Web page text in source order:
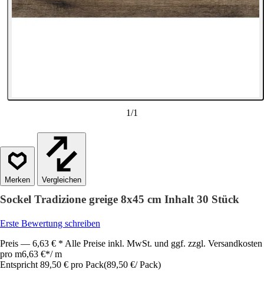
1/1
Vergleichen
Sockel Tradizione greige 8x45 cm Inhalt 30 Stück
Erste Bewertung schreiben
Preis — 6,63 € * Alle Preise inkl. MwSt. und ggf. zzgl. Versandkosten
pro m6,63 €*/ m
Entspricht 89,50 € pro Pack(89,50 €/ Pack)